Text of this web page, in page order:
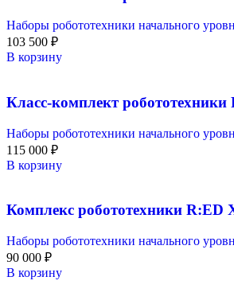
Наборы робототехники начального
103 500 ₽
В корзину
Класс-комплект
Наборы робототехники начального
115 000 ₽
В корзину
Комплекс робототехники R:ED
Наборы робототехники начального
90 000 ₽
В корзину